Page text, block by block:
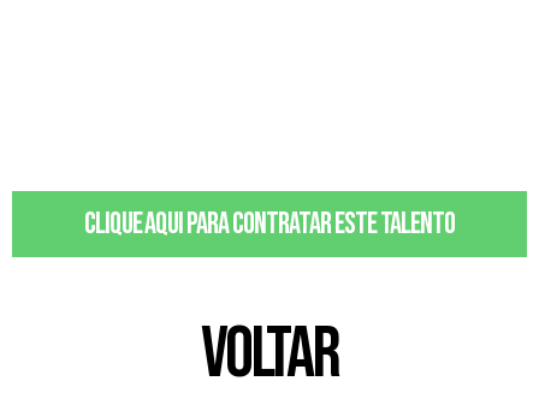
Clique aqui para contratar este talento
VOLTAR